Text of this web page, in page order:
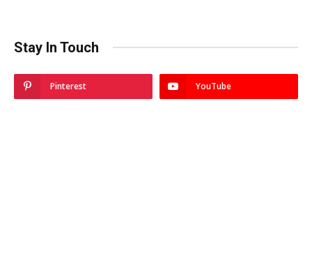
Stay In Touch
Pinterest YouTube